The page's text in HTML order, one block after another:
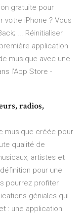
gratuite pour
votre iPhone ? Vous
... Réinitialiser
application
musique avec une
l’App Store -
radios,
musique créée pour
qualité de
artistes et
pour une
pourrez profiter
géniales qui
: une application